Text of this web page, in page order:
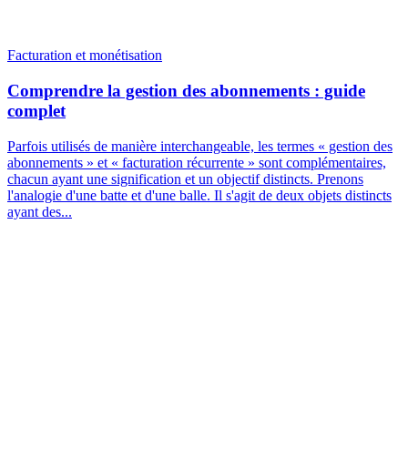
Facturation et monétisation
Comprendre la gestion des abonnements : guide
complet
Parfois utilisés de manière interchangeable, les termes « gestion des
abonnements » et « facturation récurrente » sont complémentaires,
chacun ayant une signification et un objectif distincts. Prenons
l'analogie d'une batte et d'une balle. Il s'agit de deux objets distincts
ayant des...